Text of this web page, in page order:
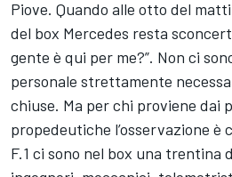
Piove. Quando alle otto del
del box Mercedes resta
gente è qui per me?”. Non ci
personale strettamente
chiuse. Ma per chi proviene dai
propedeutiche l’osservazione
F.1 ci sono nel box una trentina